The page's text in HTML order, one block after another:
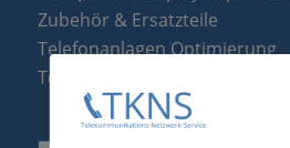
Zubehör & Ersatzteile
Telefonanlagen Optimierung
Telefonanlagen Erweiterung